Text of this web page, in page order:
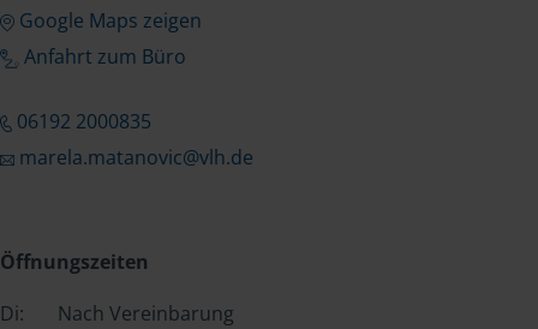
Google Maps zeigen
Anfahrt zum Büro
06192 2000835
marela.matanovic@vlh.de
Öffnungszeiten
Di:
Nach Vereinbarung